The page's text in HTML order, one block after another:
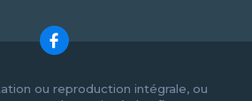
ou reproduction intégrale, ou